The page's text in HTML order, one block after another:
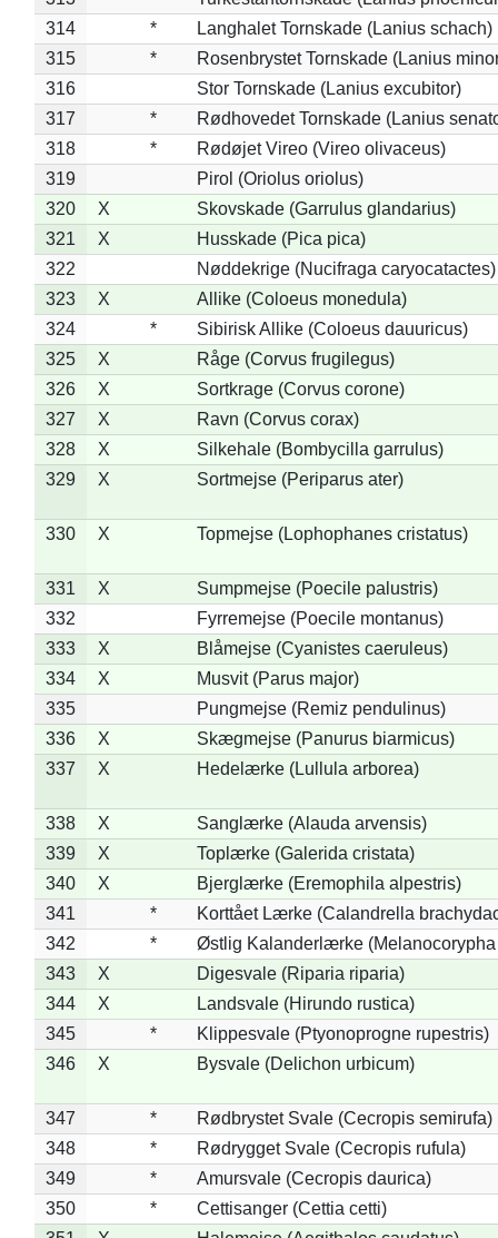
314
*
Langhalet Tornskade (Lanius schach)
315
*
Rosenbrystet Tornskade (Lanius
316
Stor Tornskade (Lanius excubitor)
317
*
Rødhovedet Tornskade (Lanius
318
*
Rødøjet Vireo (Vireo olivaceus)
319
Pirol (Oriolus oriolus)
320
X
Skovskade (Garrulus glandarius)
321
X
Husskade (Pica pica)
322
Nøddekrige (Nucifraga caryocatactes)
323
X
Allike (Coloeus monedula)
324
*
Sibirisk Allike (Coloeus dauuricus)
325
X
Råge (Corvus frugilegus)
326
X
Sortkrage (Corvus corone)
327
X
Ravn (Corvus corax)
328
X
Silkehale (Bombycilla garrulus)
329
X Sortmejse (Periparus ater)
330 X Topmejse (Lophophanes cristatus)
331 X
Sumpmejse (Poecile palustris)
332
Fyrremejse (Poecile montanus)
333
X
Blåmejse (Cyanistes caeruleus)
334
X
Musvit (Parus major)
335
Pungmejse (Remiz pendulinus)
336
X
Skægmejse (Panurus biarmicus)
337
X Hedelærke (Lullula arborea)
338 X
Sanglærke (Alauda arvensis)
339
X
Toplærke (Galerida cristata)
340
X
Bjerglærke (Eremophila alpestris)
341
*
Korttået Lærke (Calandrella
342
*
Østlig Kalanderlærke (Melanocorypha
343
X
Digesvale (Riparia riparia)
344
X
Landsvale (Hirundo rustica)
345
*
Klippesvale (Ptyonoprogne rupestris)
346
X Bysvale (Delichon urbicum)
347 *
Rødbrystet Svale (Cecropis semirufa)
348
*
Rødrygget Svale (Cecropis rufula)
349
*
Amursvale (Cecropis daurica)
350
*
Cettisanger (Cettia cetti)